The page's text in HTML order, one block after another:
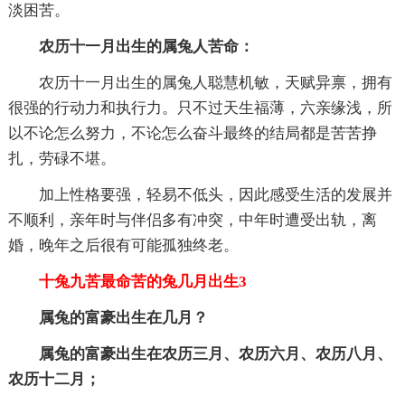
淡困苦。
农历十一月出生的属兔人苦命：
农历十一月出生的属兔人聪慧机敏，天赋异禀，拥有
很强的行动力和执行力。只不过天生福薄，六亲缘浅，所
以不论怎么努力，不论怎么奋斗最终的结局都是苦苦挣
扎，劳碌不堪。
加上性格要强，轻易不低头，因此感受生活的发展并
不顺利，亲年时与伴侣多有冲突，中年时遭受出轨，离
婚，晚年之后很有可能孤独终老。
十兔九苦最命苦的兔几月出生3
属兔的富豪出生在几月？
属兔的富豪出生在农历三月、农历六月、农历八月、
农历十二月；